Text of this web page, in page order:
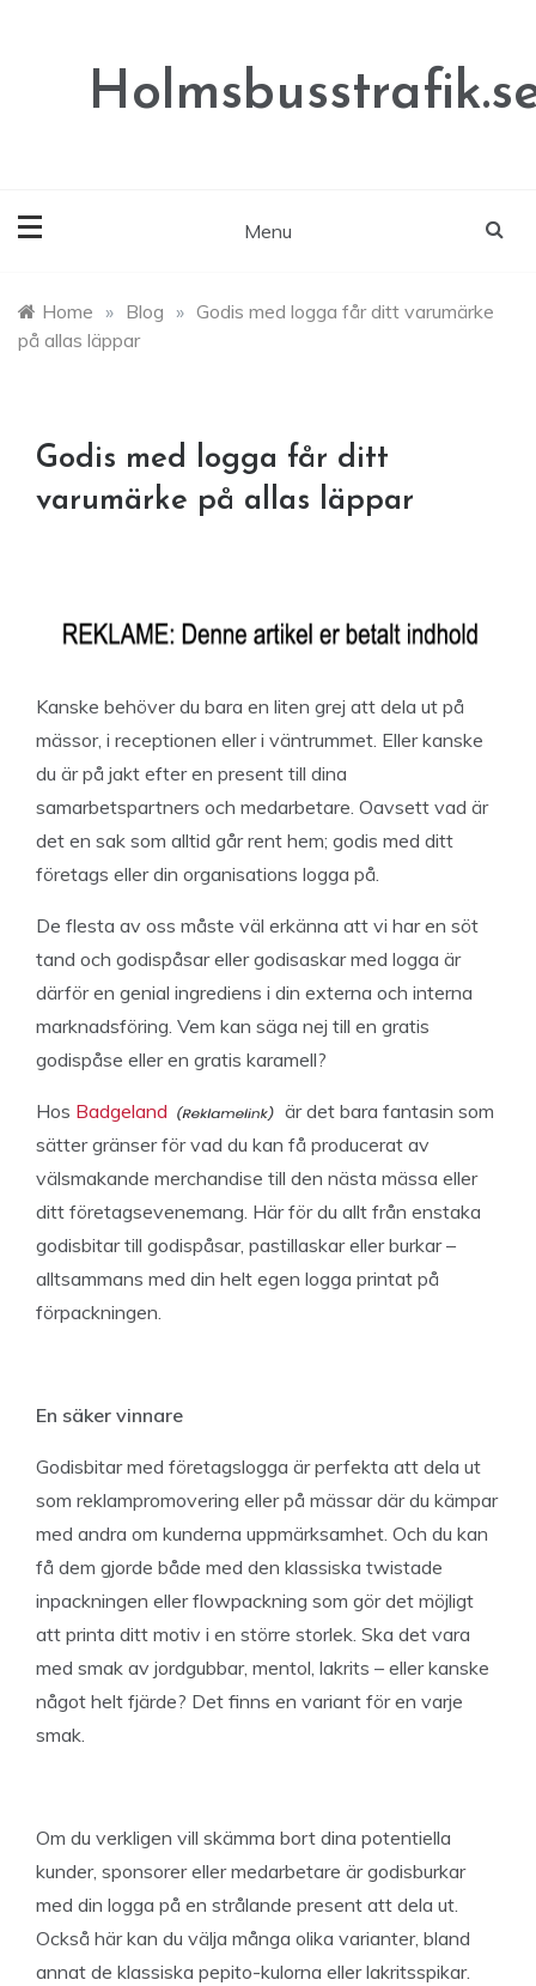
Menu
Home » Blog » Godis med logga får ditt varumärke
på allas läppar
Godis med logga får ditt
varumärke på allas läppar
Kanske behöver du bara en liten grej att dela ut på
mässor, i receptionen eller i väntrummet. Eller kanske
du är på jakt efter en present till dina
samarbetspartners och medarbetare. Oavsett vad är
det en sak som alltid går rent hem; godis med ditt
företags eller din organisations logga på.
De flesta av oss måste väl erkänna att vi har en söt
tand och godispåsar eller godisaskar med logga är
därför en genial ingrediens i din externa och interna
marknadsföring. Vem kan säga nej till en gratis
godispåse eller en gratis karamell?
Hos Badgeland
är det bara fantasin som
sätter gränser för vad du kan få producerat av
välsmakande merchandise till den nästa mässa eller
ditt företagsevenemang. Här för du allt från enstaka
godisbitar till godispåsar, pastillaskar eller burkar –
alltsammans med din helt egen logga printat på
förpackningen.
En säker vinnare
Godisbitar med företagslogga är perfekta att dela ut
som reklampromovering eller på mässar där du kämpar
med andra om kunderna uppmärksamhet. Och du kan
få dem gjorde både med den klassiska twistade
inpackningen eller flowpackning som gör det möjligt
att printa ditt motiv i en större storlek. Ska det vara
med smak av jordgubbar, mentol, lakrits – eller kanske
något helt fjärde? Det finns en variant för en varje
smak.
Om du verkligen vill skämma bort dina potentiella
kunder, sponsorer eller medarbetare är godisburkar
med din logga på en strålande present att dela ut.
Också här kan du välja många olika varianter, bland
annat de klassiska pepito-kulorna eller lakritsspikar.